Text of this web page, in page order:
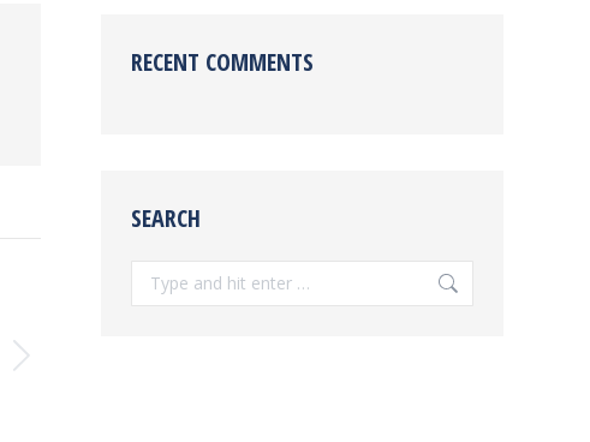
RECENT COMMENTS
SEARCH
Search: